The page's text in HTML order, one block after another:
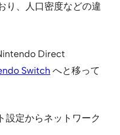
り、人口密度などの違
Direct
Switch へと移って
設定からネットワーク